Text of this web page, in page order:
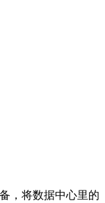
，将数据中心里的